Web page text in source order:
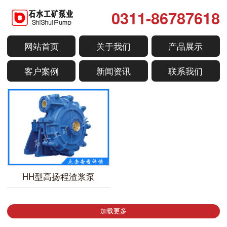
0311-86787618
网站首页 关于我们 产品展示
客户案例 新闻资讯 联系我们
HH型高扬程渣浆泵
加载更多